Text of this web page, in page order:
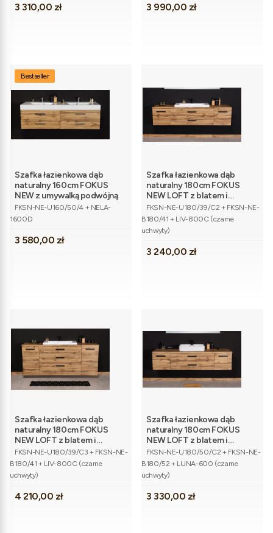
Cena
3 310,00 zł Cena
3 990,00 zł
Bestseller
Szafka łazienkowa dąb
naturalny 160cm FOKUS
NEW z umywalką podwójną
Kod produktu
FKSN-NE-U160/50/4 + NELA-
1600D
Cena
3 580,00 zł
Szafka łazienkowa dąb
naturalny 180cm FOKUS
NEW LOFT z blatem i
umywalką
Kod produktu
FKSN-NE-U180/39/C2 + FKSN-NE-
B180/41 + LIV-800C (czarne
uchwyty)
Cena
3 240,00 zł
Szafka łazienkowa dąb
naturalny 180cm FOKUS
NEW LOFT z blatem i
umywalką
Kod produktu
FKSN-NE-U180/39/C3 + FKSN-NE-
B180/41 + LIV-800C (czarne
uchwyty)
Cena
4 210,00 zł
Szafka łazienkowa dąb
naturalny 180cm FOKUS
NEW LOFT z blatem i
umywalką
Kod produktu
FKSN-NE-U180/50/C2 + FKSN-NE-
B180/52 + LUNA-600 (czarne
uchwyty)
Cena
3 330,00 zł